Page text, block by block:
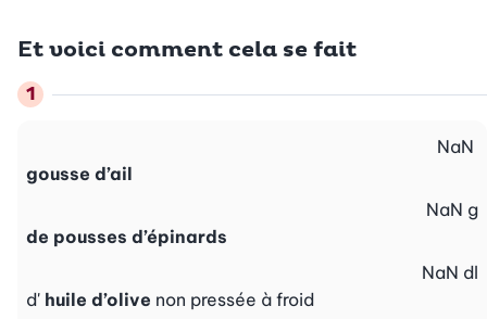
Et voici comment cela se fait
gousse d’ail
NaN
de pousses d’épinards
NaN g
d' huile d’olive non pressée à froid
NaN dl